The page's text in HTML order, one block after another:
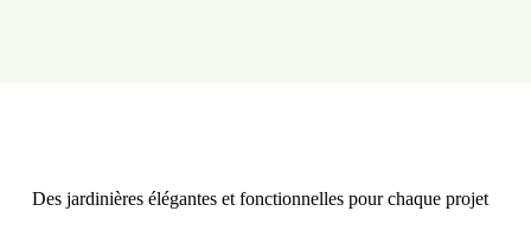
Des jardinières élégantes et fonctionnelles pour chaque projet